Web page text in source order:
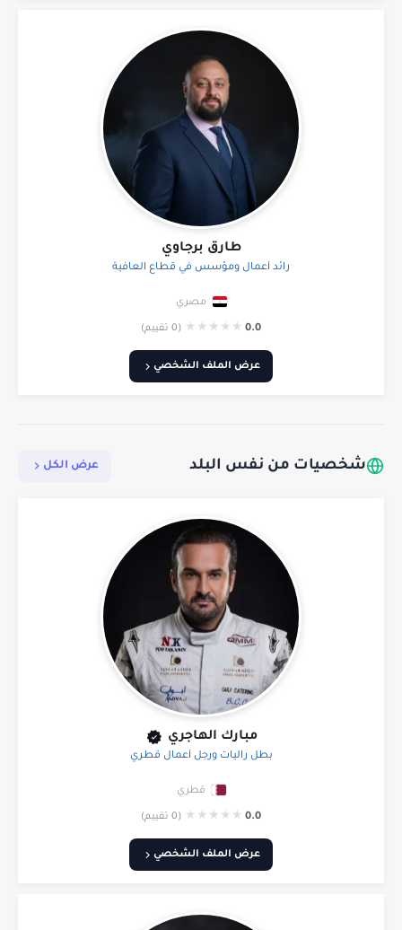
طارق برجاوي
رائد أعمال ومؤسس في قطاع العافية
مصري
0.0
★
★
★
★
★ (0 تقييم)
عرض الملف الشخصي
شخصيات من نفس البلد عرض الكل
مبارك الهاجري
بطل راليات ورجل أعمال قطري
قطري
0.0
★
★
★
★
★ (0 تقييم)
عرض الملف الشخصي